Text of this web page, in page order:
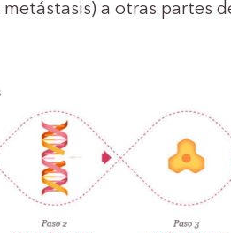
a otras partes